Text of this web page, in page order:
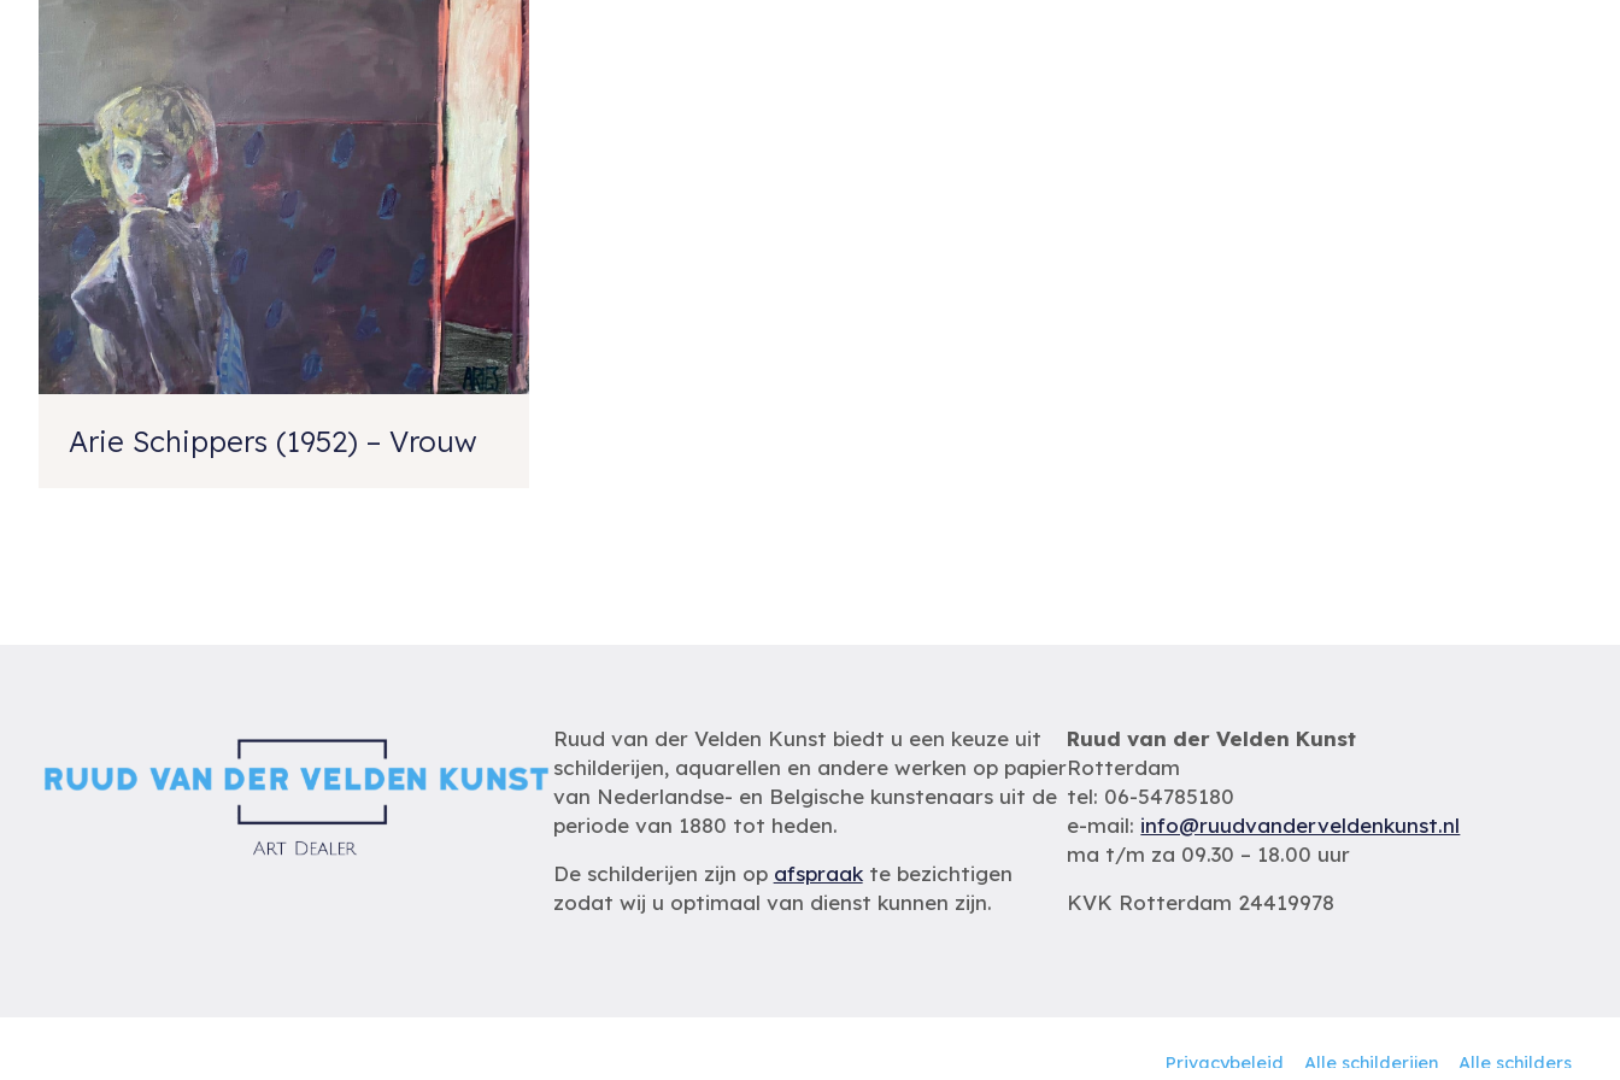
Arie Schippers (1952) – Vrouw
Ruud van der Velden Kunst biedt u een keuze uit
schilderijen, aquarellen en andere werken op papier
van Nederlandse- en Belgische kunstenaars uit de
periode van 1880 tot heden.
De schilderijen zijn op afspraakte bezichtigen
zodat wij u optimaal van dienst kunnen zijn.
Ruud van der Velden Kunst
Rotterdam
tel: 06-54785180
e-mail: info@ruudvanderveldenkunst.nl
ma t/m za 09.30 – 18.00 uur
KVK Rotterdam 24419978
Privacybeleid Alle schilderijen Alle schilders